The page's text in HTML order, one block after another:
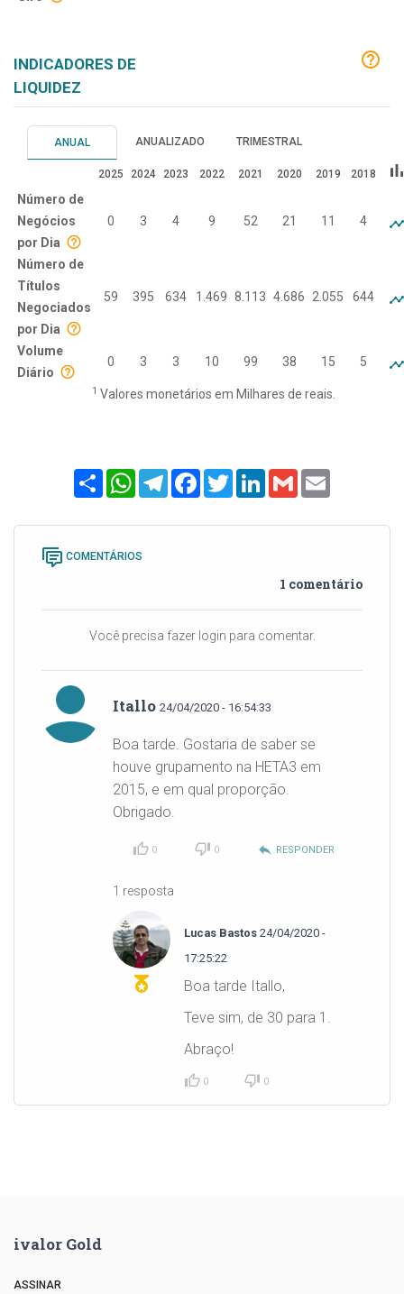
INDICADORES DE
LIQUIDEZ
ANUAL ANUALIZADO TRIMESTRAL
2025 2024 2023 2022 2021 2020 2019 2018
Número de
Negócios
por Dia
0 3 4 9 52 21 11 4
Número de
Títulos
Negociados
por Dia
59 395 634 1.469 8.113 4.686 2.055 644
Volume
Diário
0 3 3 10 99 38 15 5
1 Valores monetários em Milhares de reais.
ShareWhatsAppTelegramFacebook
TwitterLinkedInGmail
COMENTÁRIOS
1 comentário
Você precisa fazer login para comentar.
Itallo 24/04/2020 - 16:54:33
Boa tarde. Gostaria de saber se
houve grupamento na HETA3 em
2015, e em qual proporção.
Obrigado.
reply RESPONDER
0
0
1 resposta
Lucas Bastos 24/04/2020 -
17:25:22
Boa tarde Itallo,
Teve sim, de 30 para 1.
Abraço!
0 0
ivalor Gold
ASSINAR